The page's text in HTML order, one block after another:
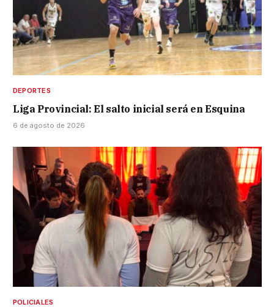
DEPORTES
Liga Provincial: El salto inicial será en Esquina
6 de agosto de 2026
POLICIALES